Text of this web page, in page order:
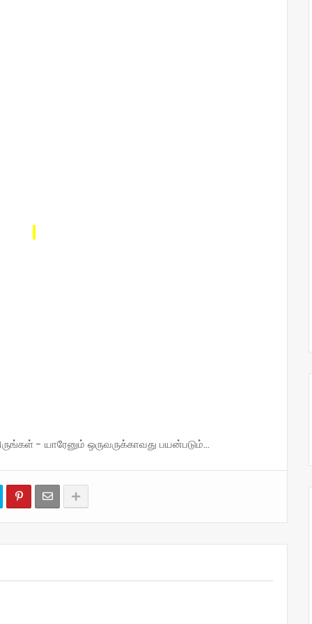
- யாரேனும் ஒருவருக்காவது பயன்படும்...